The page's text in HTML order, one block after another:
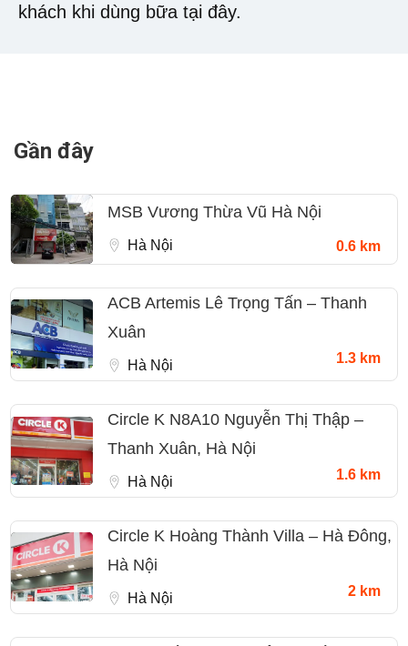
khách khi dùng bữa tại đây.
Gần đây
MSB Vương Thừa Vũ Hà Nội
Hà Nội 0.6 km
ACB Artemis Lê Trọng Tấn – Thanh
Xuân
Hà Nội 1.3 km
Circle K N8A10 Nguyễn Thị Thập –
Thanh Xuân, Hà Nội
Hà Nội 1.6 km
Circle K Hoàng Thành Villa – Hà Đông,
Hà Nội
Hà Nội 2 km